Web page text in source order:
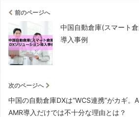
前のページへ
中国自動倉庫(スマート
導入事例
次のページへ
中国の自動倉庫DXは“WCS連携”がカギ。
AMR導入だけでは不十分な理由とは？